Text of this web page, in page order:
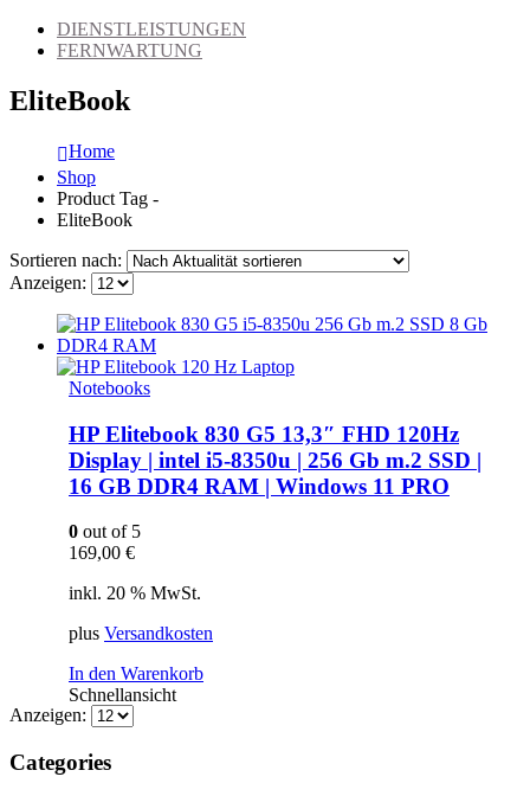
DIENSTLEISTUNGEN
FERNWARTUNG
EliteBook
Home
Shop
Product Tag -
EliteBook
Sortieren nach:
Anzeigen:
Notebooks
HP Elitebook 830 G5 13,3″ FHD 120Hz
Display | intel i5-8350u | 256 Gb m.2 SSD |
16 GB DDR4 RAM | Windows 11 PRO
0 out of 5
169,00 €
inkl. 20 % MwSt.
plus Versandkosten
In den Warenkorb
Schnellansicht
Anzeigen:
Categories